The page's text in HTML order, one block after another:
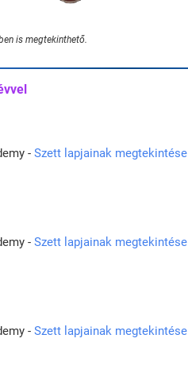
is megtekinthető.
- Szett lapjainak megtekintése
- Szett lapjainak megtekintése
- Szett lapjainak megtekintése